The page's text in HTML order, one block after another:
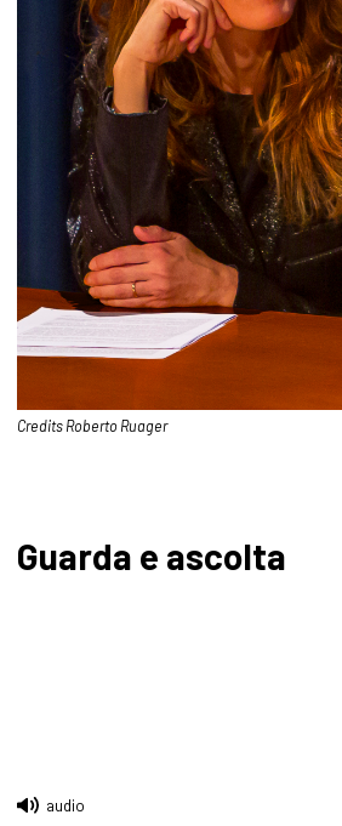
Credits Roberto Ruager
Guarda e ascolta
audio